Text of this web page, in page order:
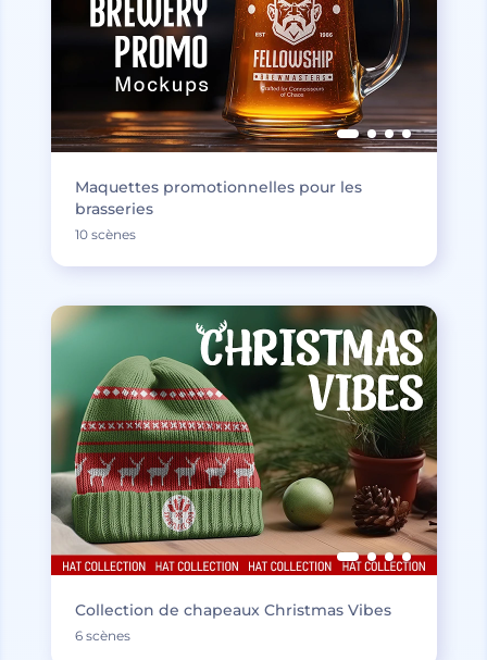
Maquettes promotionnelles pour les
brasseries
10 scènes
Collection de chapeaux Christmas Vibes
6 scènes